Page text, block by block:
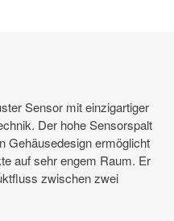
Sensor mit einzigartiger
Der hohe Sensorspalt
Gehäusedesign ermöglicht
auf sehr engem Raum. Er
zwischen zwei